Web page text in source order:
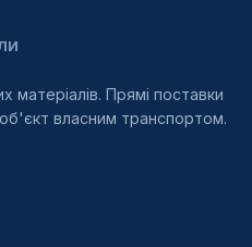
матеріалів. Прямі поставки
власним транспортом.